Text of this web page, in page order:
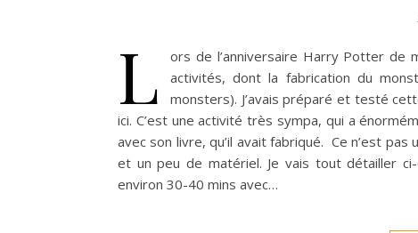
L
ors de l’anniversaire Harry Potter de
activités, dont la fabrication du
monsters). J’avais préparé et testé
ici. C’est une activité très sympa, qui a
avec son livre, qu’il avait fabriqué. Ce n’est
et un peu de matériel. Je vais tout détailler
environ 30-40 mins avec…